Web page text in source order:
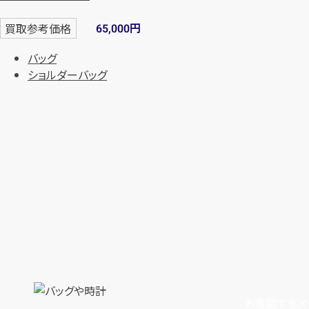
買取参考価格 65,000円
バッグ
ショルダーバッグ